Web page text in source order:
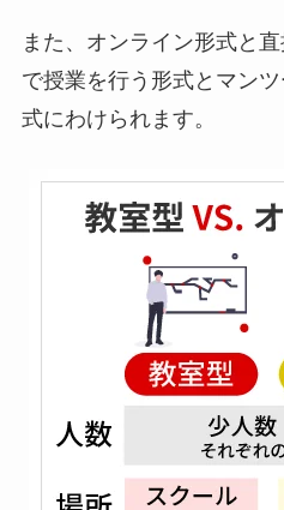
また、オンライン形式と
で授業を行う形式とマン
式にわけられます。